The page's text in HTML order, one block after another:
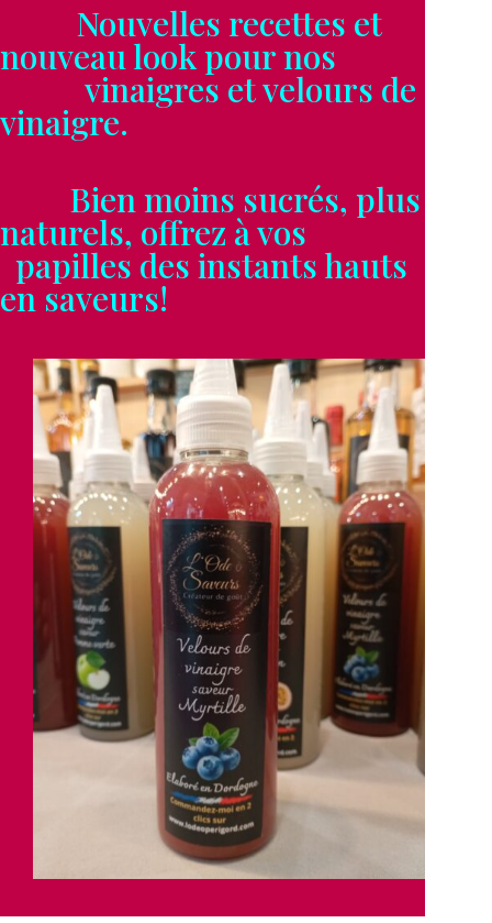
Nouvelles recettes et
nouveau look pour nos
vinaigres et velours de
vinaigre.
Bien moins sucrés, plus
naturels, offrez à vos
papilles des instants hauts
en saveurs!